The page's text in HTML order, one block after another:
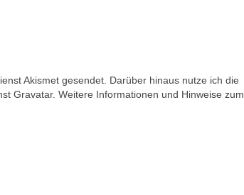
Akismet gesendet. Darüber hinaus nutze ich die
Gravatar. Weitere Informationen und Hinweise zum